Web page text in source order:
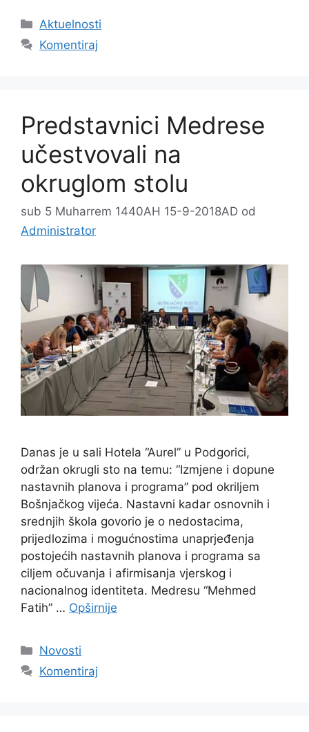
Kategorije
Aktuelnosti
Komentiraj
Predstavnici Medrese
učestvovali na
okruglom stolu
sub 5 Muharrem 1440AH 15-9-2018AD od
Administrator
Danas je u sali Hotela “Aurel” u Podgorici,
održan okrugli sto na temu: “Izmjene i dopune
nastavnih planova i programa” pod okriljem
Bošnjačkog vijeća. Nastavni kadar osnovnih i
srednjih škola govorio je o nedostacima,
prijedlozima i mogućnostima unaprjeđenja
postojećih nastavnih planova i programa sa
ciljem očuvanja i afirmisanja vjerskog i
nacionalnog identiteta. Medresu “Mehmed
Fatih” … Opširnije
Kategorije
Novosti
Komentiraj